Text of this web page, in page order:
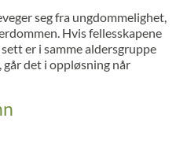
seg fra ungdommelighet,
Hvis fellesskapene
er i samme aldersgruppe
det i oppløsning når